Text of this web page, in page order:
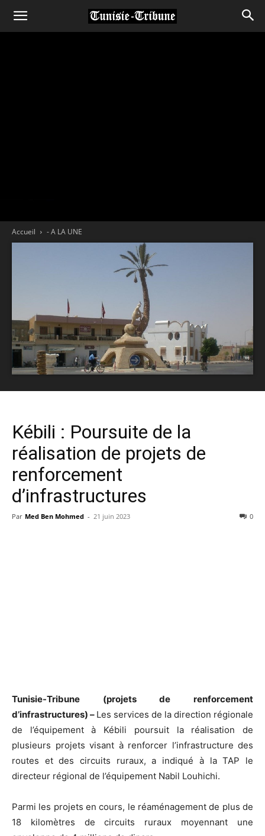
Accueil - A LA UNE
Kébili : Poursuite de la
réalisation de projets de
renforcement
d’infrastructures
Par Med Ben Mohmed - 21 juin 2023 0
Tunisie-Tribune (projets de renforcement
d’infrastructures) – Les services de la direction régionale
de l’équipement à Kébili poursuit la réalisation de
plusieurs projets visant à renforcer l’infrastructure des
routes et des circuits ruraux, a indiqué à la TAP le
directeur régional de l’équipement Nabil Louhichi.
Parmi les projets en cours, le réaménagement de plus de
18 kilomètres de circuits ruraux moyennant une